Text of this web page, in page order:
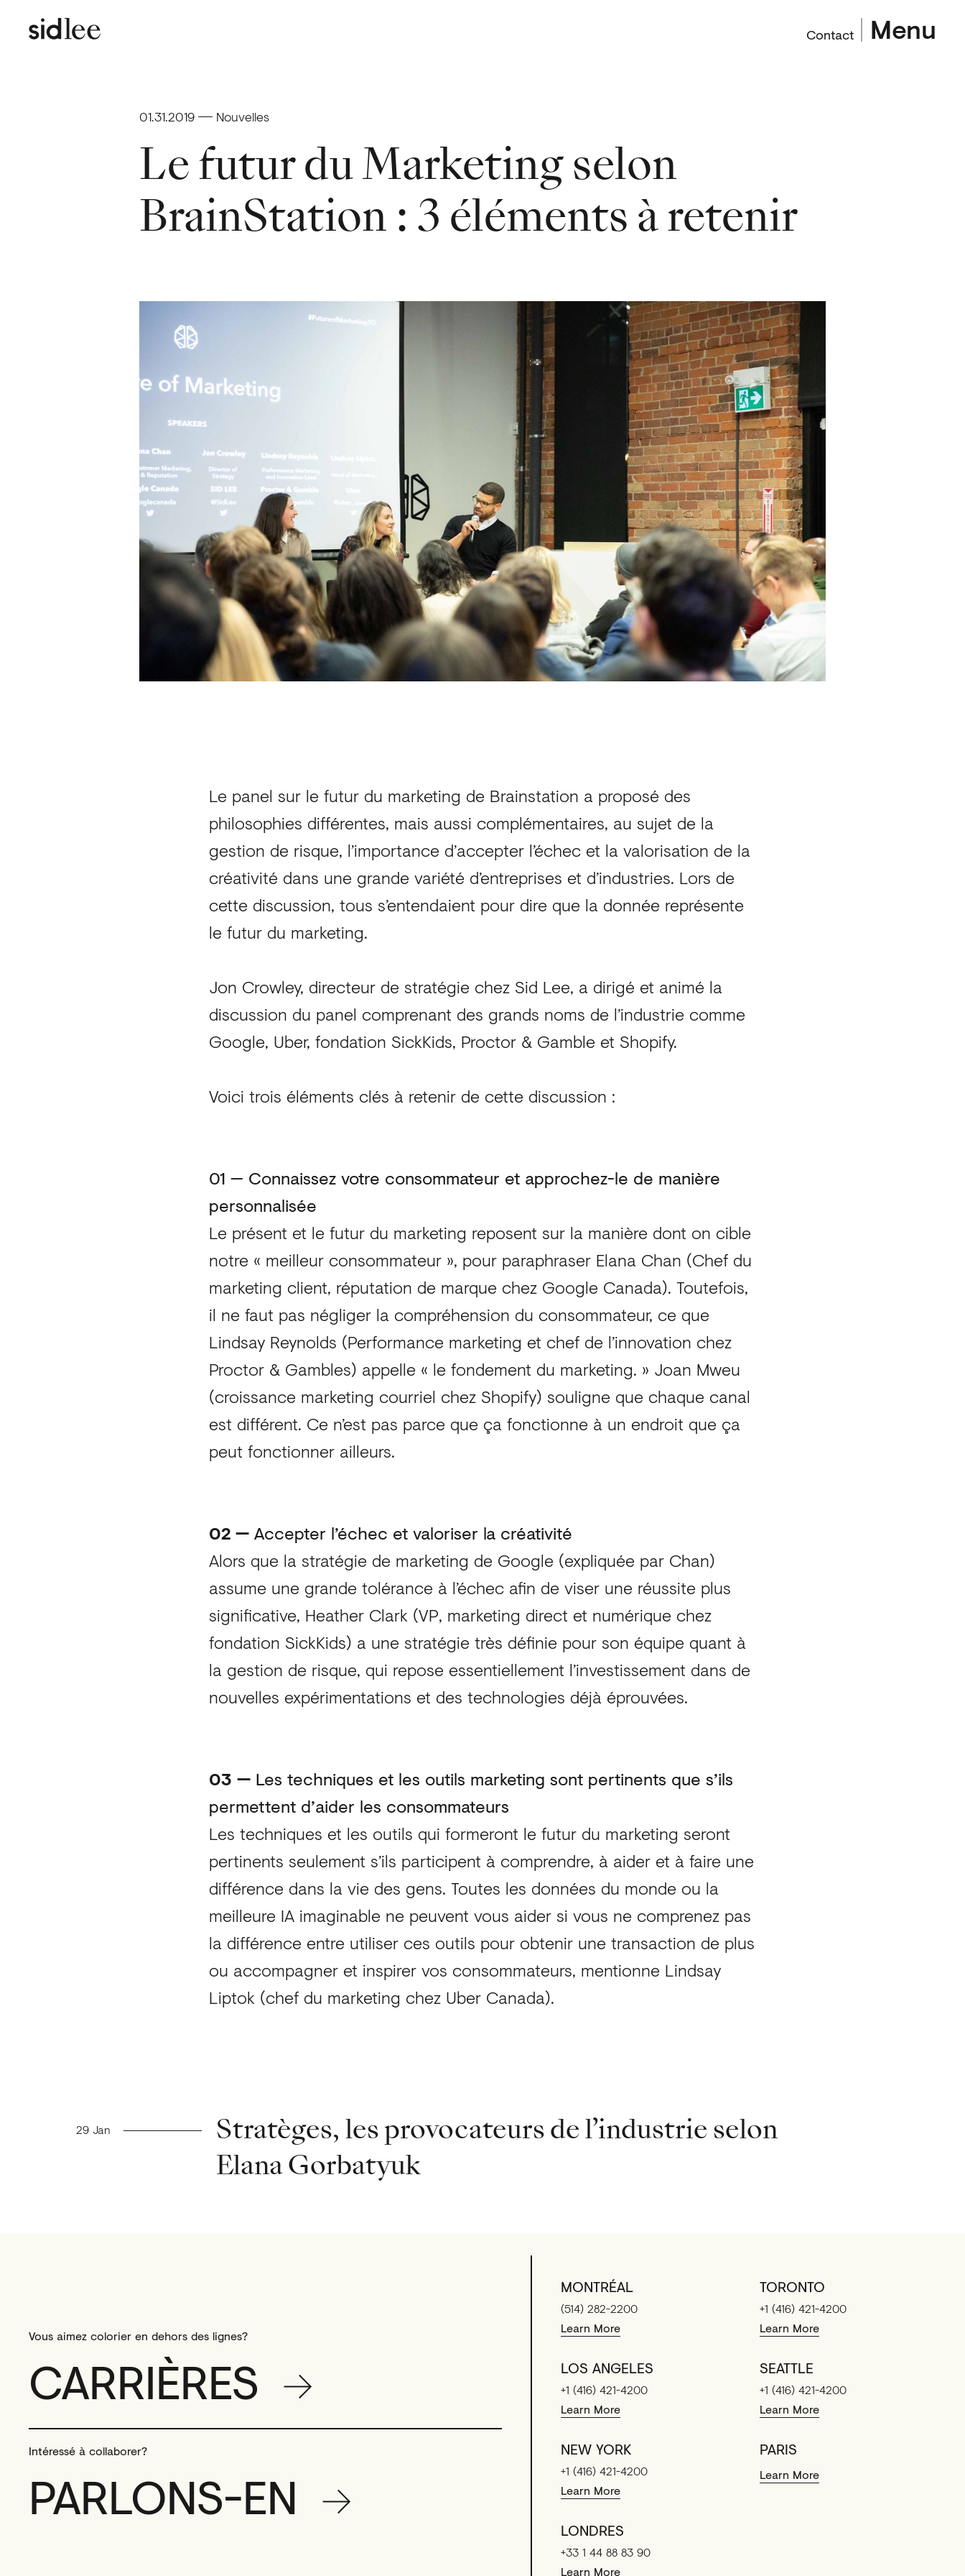
Contact Menu
01.31.2019 Nouvelles
Le futur du Marketing selon
BrainStation : 3 éléments à retenir
Le panel sur le futur du marketing de Brainstation a proposé des
philosophies différentes, mais aussi complémentaires, au sujet de la
gestion de risque, l’importance d’accepter l’échec et la valorisation de la
créativité dans une grande variété d’entreprises et d’industries. Lors de
cette discussion, tous s’entendaient pour dire que la donnée représente
le futur du marketing.
Jon Crowley, directeur de stratégie chez Sid Lee, a dirigé et animé la
discussion du panel comprenant des grands noms de l’industrie comme
Google, Uber, fondation SickKids, Proctor & Gamble et Shopify.
Voici trois éléments clés à retenir de cette discussion :
01 — Connaissez votre consommateur et approchez-le de manière
personnalisée
Le présent et le futur du marketing reposent sur la manière dont on cible
notre « meilleur consommateur », pour paraphraser Elana Chan (Chef du
marketing client, réputation de marque chez Google Canada). Toutefois,
il ne faut pas négliger la compréhension du consommateur, ce que
Lindsay Reynolds (Performance marketing et chef de l’innovation chez
Proctor & Gambles) appelle « le fondement du marketing. » Joan Mweu
(croissance marketing courriel chez Shopify) souligne que chaque canal
est différent. Ce n’est pas parce que ça fonctionne à un endroit que ça
peut fonctionner ailleurs.
02 —Accepter l’échec et valoriser la créativité
Alors que la stratégie de marketing de Google (expliquée par Chan)
assume une grande tolérance à l’échec afin de viser une réussite plus
significative, Heather Clark (VP, marketing direct et numérique chez
fondation SickKids) a une stratégie très définie pour son équipe quant à
la gestion de risque, qui repose essentiellement l’investissement dans de
nouvelles expérimentations et des technologies déjà éprouvées.
03 — Les techniques et les outils marketing sont pertinents que s’ils
permettent d’aider les consommateurs
Les techniques et les outils qui formeront le futur du marketing seront
pertinents seulement s’ils participent à comprendre, à aider et à faire une
différence dans la vie des gens. Toutes les données du monde ou la
meilleure IA imaginable ne peuvent vous aider si vous ne comprenez pas
la différence entre utiliser ces outils pour obtenir une transaction de plus
ou accompagner et inspirer vos consommateurs, mentionne Lindsay
Liptok (chef du marketing chez Uber Canada).
Nouvelles précédentes
29 Jan
Stratèges, les provocateurs de l’industrie selon
Elana Gorbatyuk
Vous aimez colorier en dehors des lignes?
CARRIÈRES
Intéressé à collaborer?
PARLONS-EN
MONTRÉAL
(514) 282-2200
Learn More
TORONTO
+1 (416) 421-4200
Learn More
LOS ANGELES
+1 (416) 421-4200
Learn More
SEATTLE
+1 (416) 421-4200
Learn More
NEW YORK
+1 (416) 421-4200
Learn More
PARIS
Learn More
LONDRES
+33 1 44 88 83 90
Learn More